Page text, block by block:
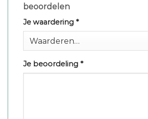
beoordelen
Je waardering *
Je beoordeling *